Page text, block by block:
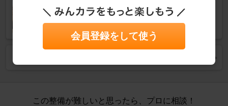
カーライフ
この整備が難しいと思ったら、プロに相談！
会員登録をして使う